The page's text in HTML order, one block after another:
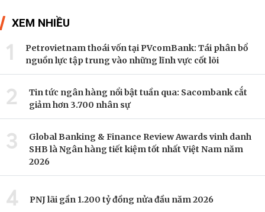
XEM NHIỀU
1
Petrovietnam thoái vốn tại PVcomBank: Tái phân bổ
nguồn lực tập trung vào những lĩnh vực cốt lõi
2
Tin tức ngân hàng nổi bật tuần qua: Sacombank cắt
giảm hơn 3.700 nhân sự
3
Global Banking & Finance Review Awards vinh danh
SHB là Ngân hàng tiết kiệm tốt nhất Việt Nam năm
2026
4 PNJ lãi gần 1.200 tỷ đồng nửa đầu năm 2026